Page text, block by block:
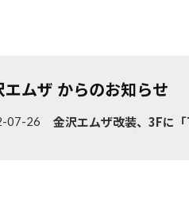
エムザ からのお知らせ
07-26 金沢エムザ改装、3Fに